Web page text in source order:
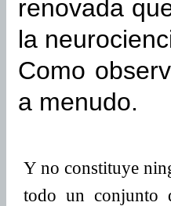
renovada
la
Como
a menudo.
Y no constituye
todo un conjunto